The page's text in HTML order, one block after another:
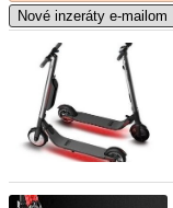
Nové inzeráty e-mailom